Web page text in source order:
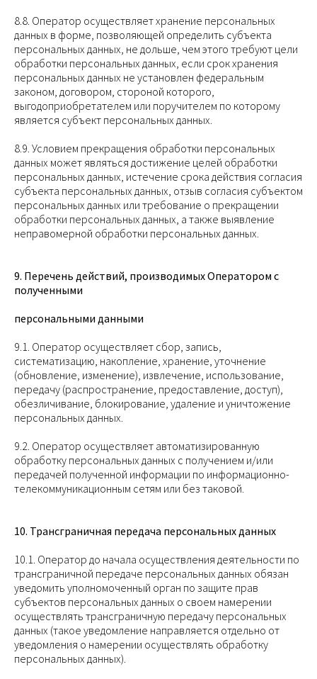
8.8. Оператор осуществляет хранение персональных
данных в форме, позволяющей определить субъекта
персональных данных, не дольше, чем этого требуют цели
обработки персональных данных, если срок хранения
персональных данных не установлен федеральным
законом, договором, стороной которого,
выгодоприобретателем или поручителем по которому
является субъект персональных данных.
8.9. Условием прекращения обработки персональных
данных может являться достижение целей обработки
персональных данных, истечение срока действия согласия
субъекта персональных данных, отзыв согласия субъектом
персональных данных или требование о прекращении
обработки персональных данных, а также выявление
неправомерной обработки персональных данных.
9. Перечень действий, производимых Оператором с
полученными
персональными данными
9.1. Оператор осуществляет сбор, запись,
систематизацию, накопление, хранение, уточнение
(обновление, изменение), извлечение, использование,
передачу (распространение, предоставление, доступ),
обезличивание, блокирование, удаление и уничтожение
персональных данных.
9.2. Оператор осуществляет автоматизированную
обработку персональных данных с получением и/или
передачей полученной информации по информационно-
телекоммуникационным сетям или без таковой.
10. Трансграничная передача персональных данных
10.1. Оператор до начала осуществления деятельности по
трансграничной передаче персональных данных обязан
уведомить уполномоченный орган по защите прав
субъектов персональных данных о своем намерении
осуществлять трансграничную передачу персональных
данных (такое уведомление направляется отдельно от
уведомления о намерении осуществлять обработку
персональных данных).